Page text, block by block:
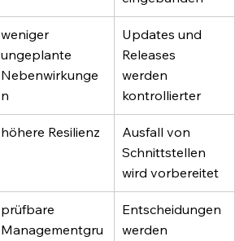
weniger
ungeplante
Nebenwirkunge
n
Updates und
Releases
werden
kontrollierter
höhere Resilienz
Ausfall von
Schnittstellen
wird vorbereitet
prüfbare
Managementgru
Entscheidungen
werden